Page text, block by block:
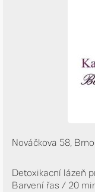
Nováčkova 58,
Detoxikacní lázeň
Barvení řas / 20